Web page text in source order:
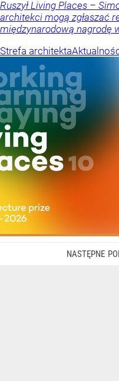
Ruszył Living Places –
architekci mogą zgłaszać
międzynarodową nagrodę
Strefa architekta